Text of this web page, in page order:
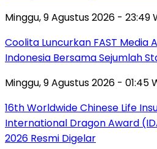
Minggu, 9 Agustus 2026 - 23:49
Coolita Luncurkan FAST Media
Indonesia Bersama Sejumlah
Minggu, 9 Agustus 2026 - 01:45
16th Worldwide Chinese Life
International Dragon Award
2026 Resmi Digelar